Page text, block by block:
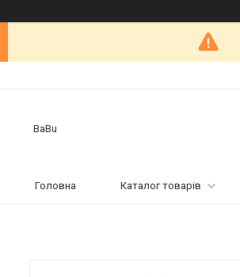
BaBu
Головна Каталог товарів